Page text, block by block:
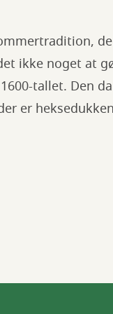
ikke noget at
tallet. Den
er